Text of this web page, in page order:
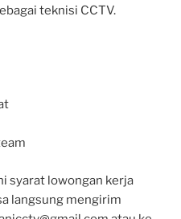
teknisi CCTV.
syarat lowongan kerja
langsung mengirim